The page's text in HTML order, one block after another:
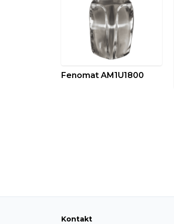
Fenomat AM1U1800
Kontakt